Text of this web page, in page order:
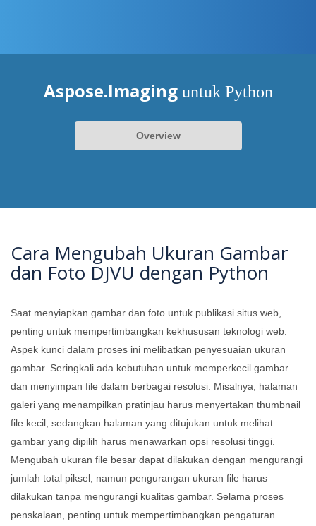
Aspose.Imaging untuk Python
Overview
Cara Mengubah Ukuran Gambar
dan Foto DJVU dengan Python
Saat menyiapkan gambar dan foto untuk publikasi situs web,
penting untuk mempertimbangkan kekhususan teknologi web.
Aspek kunci dalam proses ini melibatkan penyesuaian ukuran
gambar. Seringkali ada kebutuhan untuk memperkecil gambar
dan menyimpan file dalam berbagai resolusi. Misalnya, halaman
galeri yang menampilkan pratinjau harus menyertakan thumbnail
file kecil, sedangkan halaman yang ditujukan untuk melihat
gambar yang dipilih harus menawarkan opsi resolusi tinggi.
Mengubah ukuran file besar dapat dilakukan dengan mengurangi
jumlah total piksel, namun pengurangan ukuran file harus
dilakukan tanpa mengurangi kualitas gambar. Selama proses
penskalaan, penting untuk mempertimbangkan pengaturan